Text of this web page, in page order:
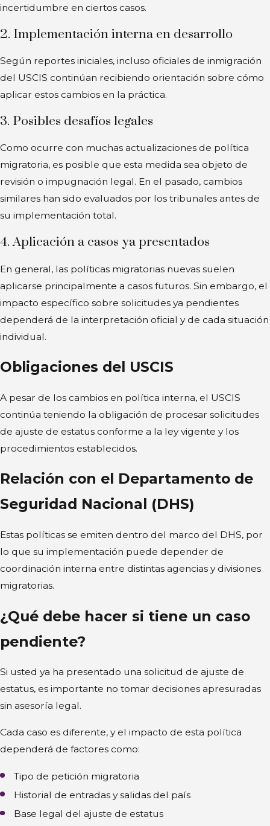
incertidumbre en ciertos casos.
2. Implementación interna en desarrollo
Según reportes iniciales, incluso oficiales de inmigración
del USCIS continúan recibiendo orientación sobre cómo
aplicar estos cambios en la práctica.
3. Posibles desafíos legales
Como ocurre con muchas actualizaciones de política
migratoria, es posible que esta medida sea objeto de
revisión o impugnación legal. En el pasado, cambios
similares han sido evaluados por los tribunales antes de
su implementación total.
4. Aplicación a casos ya presentados
En general, las políticas migratorias nuevas suelen
aplicarse principalmente a casos futuros. Sin embargo, el
impacto específico sobre solicitudes ya pendientes
dependerá de la interpretación oficial y de cada situación
individual.
Obligaciones del USCIS
A pesar de los cambios en política interna, el USCIS
continúa teniendo la obligación de procesar solicitudes
de ajuste de estatus conforme a la ley vigente y los
procedimientos establecidos.
Relación con el Departamento de
Seguridad Nacional (DHS)
Estas políticas se emiten dentro del marco del DHS, por
lo que su implementación puede depender de
coordinación interna entre distintas agencias y divisiones
migratorias.
¿Qué debe hacer si tiene un caso
pendiente?
Si usted ya ha presentado una solicitud de ajuste de
estatus, es importante no tomar decisiones apresuradas
sin asesoría legal.
Cada caso es diferente, y el impacto de esta política
dependerá de factores como:
Tipo de petición migratoria
Historial de entradas y salidas del país
Base legal del ajuste de estatus